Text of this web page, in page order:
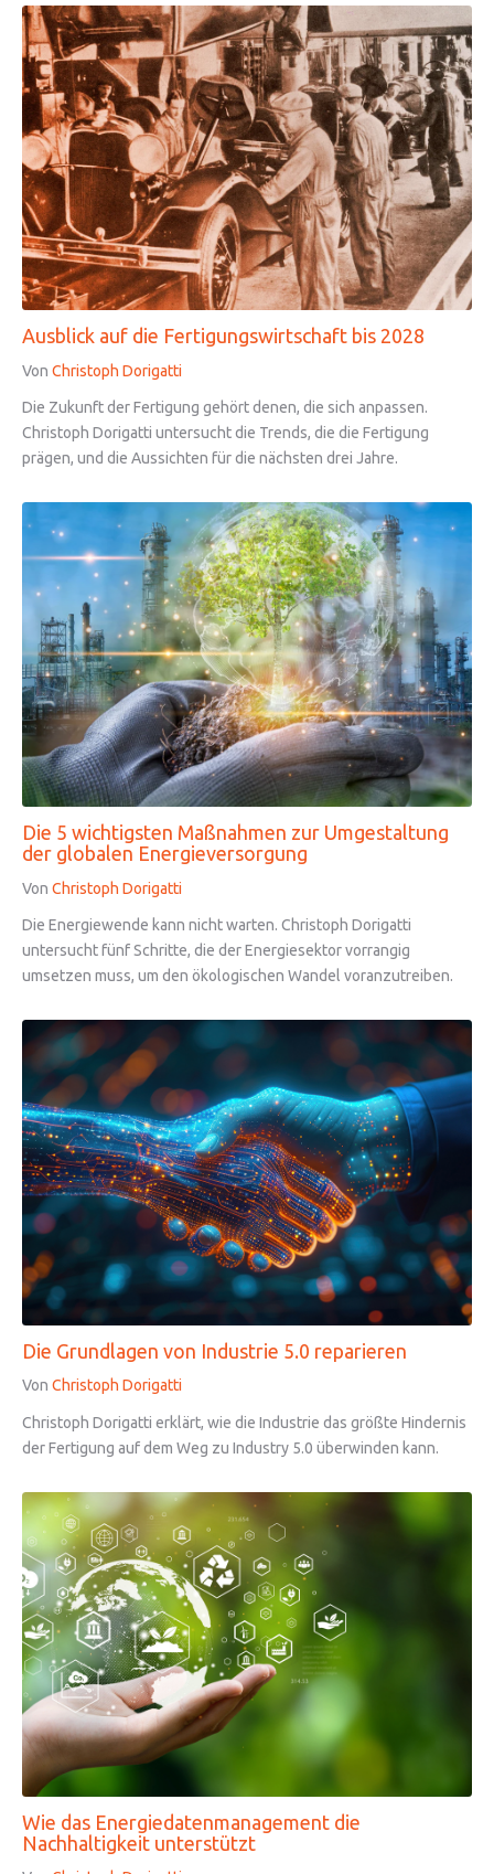
Ausblick auf die Fertigungswirtschaft bis 2028
Von Christoph Dorigatti
Die Zukunft der Fertigung gehört denen, die sich anpassen.
Christoph Dorigatti untersucht die Trends, die die Fertigung
prägen, und die Aussichten für die nächsten drei Jahre.
Die 5 wichtigsten Maßnahmen zur Umgestaltung
der globalen Energieversorgung
Von Christoph Dorigatti
Die Energiewende kann nicht warten. Christoph Dorigatti
untersucht fünf Schritte, die der Energiesektor vorrangig
umsetzen muss, um den ökologischen Wandel voranzutreiben.
Die Grundlagen von Industrie 5.0 reparieren
Von Christoph Dorigatti
Christoph Dorigatti erklärt, wie die Industrie das größte Hindernis
der Fertigung auf dem Weg zu Industry 5.0 überwinden kann.
Wie das Energiedatenmanagement die
Nachhaltigkeit unterstützt